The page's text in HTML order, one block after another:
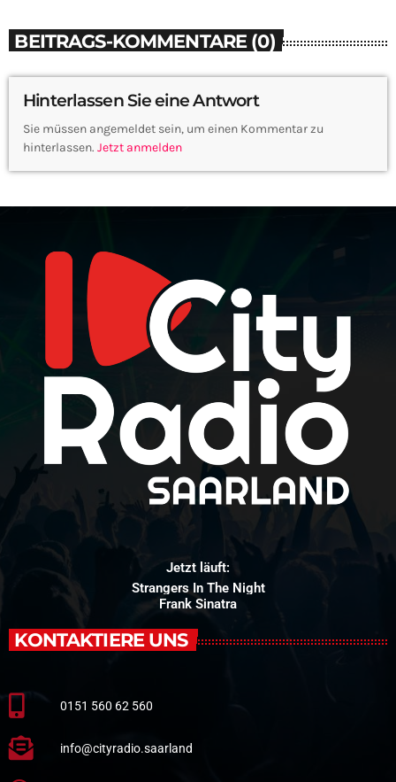
BEITRAGS-KOMMENTARE (0)
Hinterlassen Sie eine Antwort
Sie müssen angemeldet sein, um einen Kommentar zu
hinterlassen. Jetzt anmelden
Jetzt läuft:
Strangers In The Night
Frank Sinatra
KONTAKTIERE UNS
0151 560 62 560
info@cityradio.saarland